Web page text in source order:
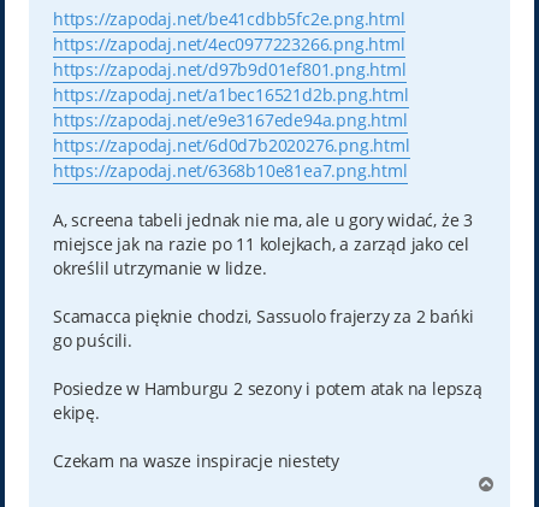
https://zapodaj.net/be41cdbb5fc2e.png.html
https://zapodaj.net/4ec0977223266.png.html
https://zapodaj.net/d97b9d01ef801.png.html
https://zapodaj.net/a1bec16521d2b.png.html
https://zapodaj.net/e9e3167ede94a.png.html
https://zapodaj.net/6d0d7b2020276.png.html
https://zapodaj.net/6368b10e81ea7.png.html
A, screena tabeli jednak nie ma, ale u gory widać, że 3
miejsce jak na razie po 11 kolejkach, a zarząd jako cel
określil utrzymanie w lidze.
Scamacca pięknie chodzi, Sassuolo frajerzy za 2 bańki
go puścili.
Posiedze w Hamburgu 2 sezony i potem atak na lepszą
ekipę.
Czekam na wasze inspiracje niestety